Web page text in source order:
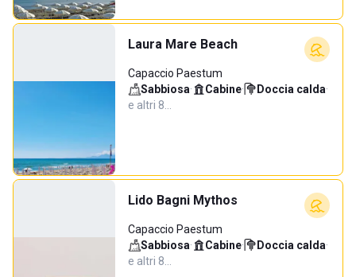
Laura Mare Beach
Capaccio Paestum
Sabbiosa· Cabine· Doccia calda·
e altri 8…
Lido Bagni Mythos
Capaccio Paestum
Sabbiosa· Cabine· Doccia calda·
e altri 8…